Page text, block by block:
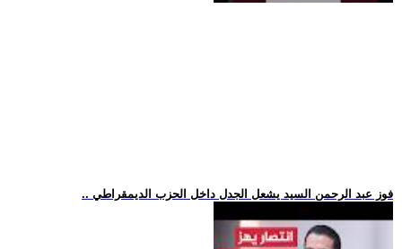
.. فوز عبد الرحمن السيد يشعل الجدل داخل الحزب الديمقراطي